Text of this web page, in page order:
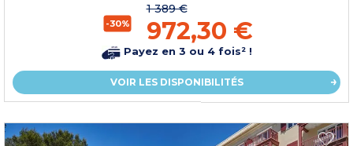
-30%
1 389 €
972,30 €
Payez en 3 ou 4 fois² !
VOIR LES DISPONIBILITÉS